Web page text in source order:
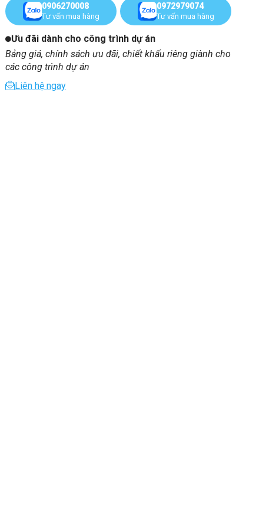
0906270008
Tư vấn mua hàng
0972979074
Tư vấn mua hàng
Ưu đãi dành cho công trình dự án
Bảng giá, chính sách ưu đãi, chiết khấu riêng giành cho
các công trình dự án
Liên hệ ngay